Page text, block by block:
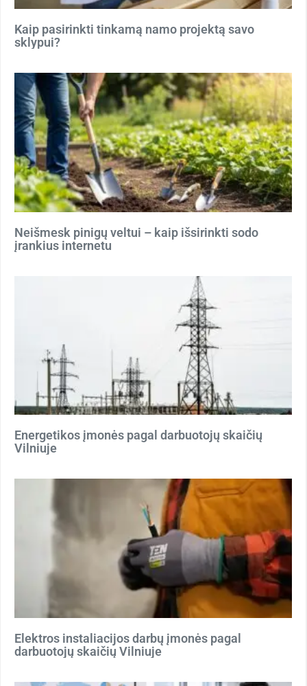
Kaip pasirinkti tinkamą namo projektą savo
sklypui?
Neišmesk pinigų veltui – kaip išsirinkti sodo
įrankius internetu
Energetikos įmonės pagal darbuotojų skaičių
Vilniuje
Elektros instaliacijos darbų įmonės pagal
darbuotojų skaičių Vilniuje